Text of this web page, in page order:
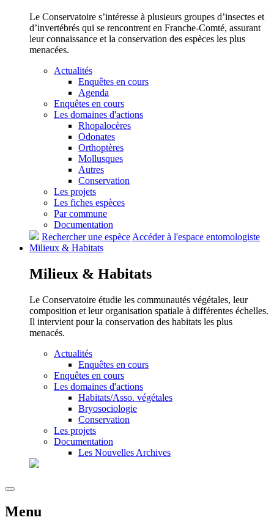
Le Conservatoire s’intéresse à plusieurs groupes d’insectes et
d’invertébrés qui se rencontrent en Franche-Comté, assurant
leur connaissance et la conservation des espèces les plus
menacées.
Actualités
Enquêtes en cours
Agenda
Enquêtes en cours
Les domaines d'actions
Rhopalocères
Odonates
Orthoptères
Mollusques
Autres
Conservation
Les projets
Les fiches espèces
Par commune
Documentation
Rechercher une espèce Accéder à l'espace entomologiste
Milieux & Habitats
Milieux & Habitats
Le Conservatoire étudie les communautés végétales, leur
composition et leur organisation spatiale à différentes échelles.
Il intervient pour la conservation des habitats les plus
menacés.
Actualités
Enquêtes en cours
Enquêtes en cours
Les domaines d'actions
Habitats/Asso. végétales
Bryosociologie
Conservation
Les projets
Documentation
Les Nouvelles Archives
Menu